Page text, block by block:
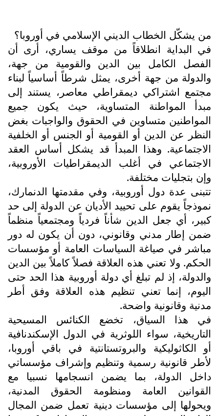
من يشكّل الخطاب الديني الإسلامي في أوروبا؟
في البداية انطلاقاً من موقف يساري، أرى أن
الفصل الكامل بين الدين والقومية من جهة،
والدولة من جهة أخرى، يمثل شرطاً أساسياً لبناء
مجتمع اشتراكي ديمقراطي معاصر، يستند إلى
مبدأ المواطنة المتساوية، حيث يكون جميع
المواطنين متساوين في الحقوق والواجبات بغض
النظر عن الدين أو القومية أو الجنس أو الخلفية
الاجتماعية. وهذا المبدأ قد يشكل أساس العقد
الاجتماعي في أغلب الديمقراطيات الأوروبية،
وإن بتجليات مختلفة.
تتبنى عدة دول أوروبية، وفي مقدمتها الدنمارك،
نموذجاً يقوم على تحييد الأديان عن الدولة إلى حد
كبير، أي جعل الدين شأناً فردياً ومجتمعياً منظماً
ضمن إطار مدني وقانوني، دون أن يكون له دور
مباشر في صياغة السياسات العامة أو مؤسسات
الحكم. ولا تعني هذه العلاقة فصلاً كاملاً بين الدين
والدولة، إذ لم تبلغ أي دولة أوروبية هذا الحد حتى
اليوم، إنما تعني تنظيم هذه العلاقة وفق أطر
مدنية وقانونية واضحة.
في هذا السياق، تخضع الكنائس المسيحية
التاريخية، سواء اللوثرية في الدول الإسكندنافية
أو الكاثوليكية والبروتستانتية في باقي أوروبا،
لأطر قانونية رسمية وتنظيم وإشراف مؤسساتي
داخل الدولة، بما يضمن انسجامها نسبيا مع
القوانين العامة ومنظومة الحقوق المدنية،
ويحولها إلى مؤسسات دينية تعمل ضمن المجال